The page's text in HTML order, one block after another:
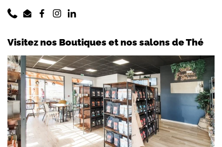
PhoneEmailFacebook
Instagram
LinkedIn
Visitez nos Boutiques et nos salons de Thé